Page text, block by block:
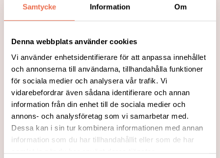
Samtycke Information Om
Denna webbplats använder cookies
Vi använder enhetsidentifierare för att anpassa innehållet
och annonserna till användarna, tillhandahålla funktioner
för sociala medier och analysera vår trafik. Vi
vidarebefordrar även sådana identifierare och annan
information från din enhet till de sociala medier och
annons- och analysföretag som vi samarbetar med.
Dessa kan i sin tur kombinera informationen med annan
information som du har tillhandahållit eller som de har
samlat in när du har använt deras tjänster.